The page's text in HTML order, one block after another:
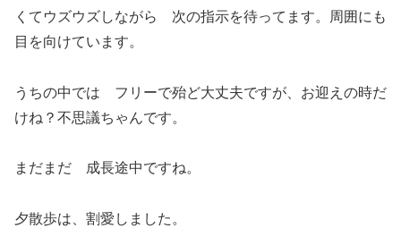
くてウズウズしながら 次の指示を待ってます。周囲にも
目を向けています。
うちの中では フリーで殆ど大丈夫ですが、お迎えの時だ
けね？不思議ちゃんです。
まだまだ 成長途中ですね。
夕散歩は、割愛しました。